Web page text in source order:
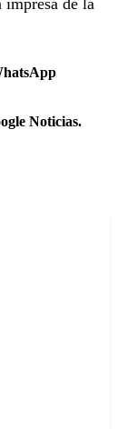
Noticias.